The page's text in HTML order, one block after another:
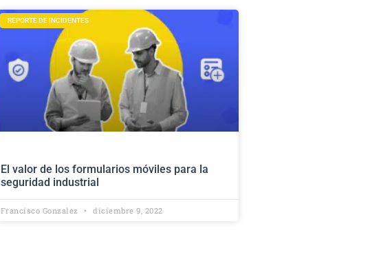
REPORTE DE INCIDENTES
El valor de los formularios móviles para la
seguridad industrial
Francisco Gonzalez diciembre 9, 2022